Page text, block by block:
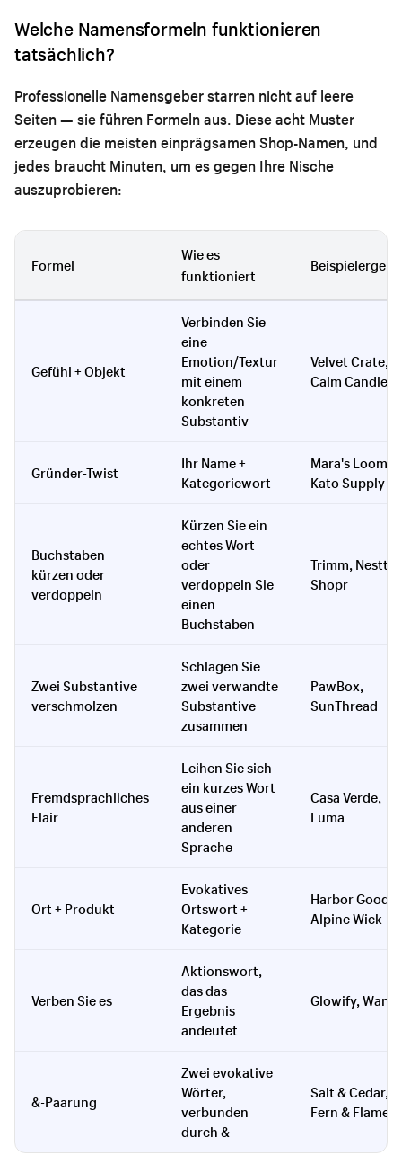
Welche Namensformeln funktionieren
tatsächlich?
Professionelle Namensgeber starren nicht auf leere
Seiten — sie führen Formeln aus. Diese acht Muster
erzeugen die meisten einprägsamen Shop-Namen, und
jedes braucht Minuten, um es gegen Ihre Nische
auszuprobieren:
Formel
Wie es
funktioniert
Gefühl + Objekt
Verbinden Sie
eine
Emotion/Textur
mit einem
konkreten
Substantiv
Velvet Crate,
Calm Candle
Gründer-Twist
Ihr Name +
Kategoriewort
Mara's Loom,
Kato Supply
Buchstaben
kürzen oder
verdoppeln
Kürzen Sie ein
echtes Wort
oder
verdoppeln Sie
einen
Buchstaben
Trimm, Nestt,
Shopr
Zwei Substantive
verschmolzen
Schlagen Sie
zwei verwandte
Substantive
zusammen
PawBox,
SunThread
Fremdsprachliches
Flair
Leihen Sie sich
ein kurzes Wort
aus einer
anderen
Sprache
Casa Verde,
Luma
Ort + Produkt
Evokatives
Ortswort +
Kategorie
Harbor Goods,
Alpine Wick
Verben Sie es
Aktionswort,
das das
Ergebnis
andeutet
Glowify, Wandr
&-Paarung
Zwei evokative
Wörter,
verbunden
durch &
Salt & Cedar,
Fern & Flame